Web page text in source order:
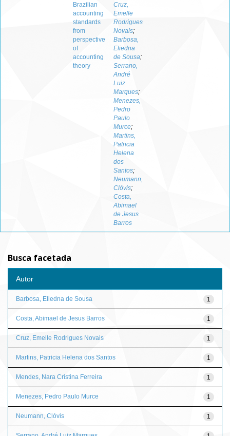
Brazilian
accounting
standards
from
perspective
of
accounting
theory
Cruz,
Emelle
Rodrigues
Novais;
Barbosa,
Eliedna
de Sousa;
Serrano,
André
Luiz
Marques;
Menezes,
Pedro
Paulo
Murce;
Martins,
Patricia
Helena
dos
Santos;
Neumann,
Clóvis;
Costa,
Abimael
de Jesus
Barros
Busca facetada
Autor
1
Barbosa, Eliedna de Sousa
1
Costa, Abimael de Jesus Barros
1
Cruz, Emelle Rodrigues Novais
1
Martins, Patricia Helena dos Santos
1
Mendes, Nara Cristina Ferreira
1
Menezes, Pedro Paulo Murce
1
Neumann, Clóvis